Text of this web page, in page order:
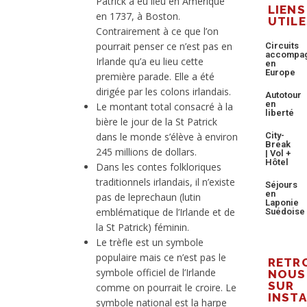
en 1737, à Boston.
Contrairement à ce que l’on
pourrait penser ce n’est pas en
Irlande qu’a eu lieu cette
première parade. Elle a été
dirigée par les colons irlandais.
Le montant total consacré à la
bière le jour de la St Patrick
dans le monde s’élève à environ
245 millions de dollars.
Dans les contes folkloriques
traditionnels irlandais, il n’existe
pas de leprechaun (lutin
emblématique de l’Irlande et de
la St Patrick) féminin.
Le trèfle est un symbole
populaire mais ce n’est pas le
symbole officiel de l’Irlande
comme on pourrait le croire. Le
symbole national est la harpe
LIENS
Circuits
en
Europe
Autotour
en
liberté
City-
Break
| Vol +
Hôtel
Séjours
en
Laponie
Suédoise
NOUS
SUR